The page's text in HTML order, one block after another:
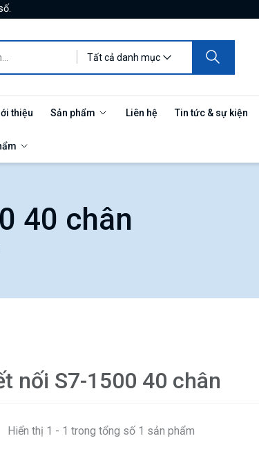
Tất cả danh mục
thiệu Sản phẩm Liên hệ Tin tức & sự kiện
40 chân
nối S7-1500 40 chân
Hiển thị 1 - 1 trong tổng số 1 sản phẩm